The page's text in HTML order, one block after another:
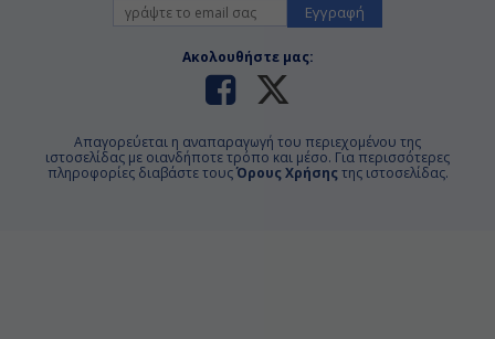
Εγγραφή
Ακολουθήστε μας:
Απαγορεύεται η αναπαραγωγή του περιεχομένου της
ιστοσελίδας με οιανδήποτε τρόπο και μέσο. Για περισσότερες
πληροφορίες διαβάστε τουςΌρους Χρήσηςτης ιστοσελίδας.